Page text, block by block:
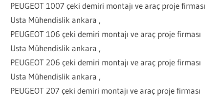
PEUGEOT 1007 çeki demiri montajı ve araç proje firması
Usta Mühendislik ankara ,
PEUGEOT 106 çeki demiri montajı ve araç proje firması
Usta Mühendislik ankara ,
PEUGEOT 206 çeki demiri montajı ve araç proje firması
Usta Mühendislik ankara ,
PEUGEOT 207 çeki demiri montajı ve araç proje firması